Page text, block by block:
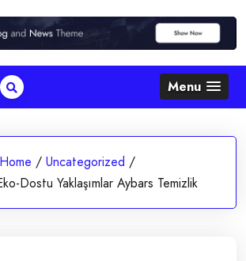
Menu
Home / Uncategorized /
Dostu Yaklaşımlar Aybars Temizlik